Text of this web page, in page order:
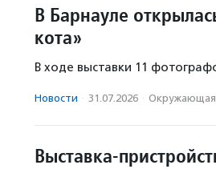
В Барнауле
кота»
В ходе выставки 11
Новости · 31.07.2026 · Окружающая
Выставка-